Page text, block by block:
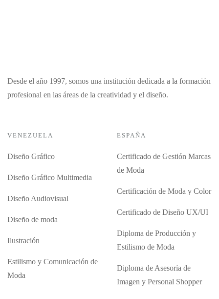
Desde el año 1997, somos una institución dedicada a la formación
profesional en las áreas de la creatividad y el diseño.
VENEZUELA
Diseño Gráfico
Diseño Gráfico Multimedia
Diseño Audiovisual
Diseño de moda
Ilustración
Estilismo y Comunicación de
Moda
ESPAÑA
Certificado de Gestión Marcas
de Moda
Certificación de Moda y Color
Certificado de Diseño UX/UI
Diploma de Producción y
Estilismo de Moda
Diploma de Asesoría de
Imagen y Personal Shopper